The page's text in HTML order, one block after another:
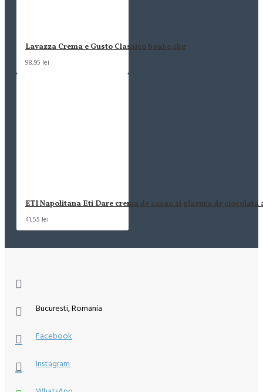
Lavazza Crema e Gusto Classico boabe,1kg
98,95 lei
ETI Napolitana Eti Dare crema de cacao si glazura de ciocolata
41,55 lei
Bucuresti, Romania
Facebook
Instagram